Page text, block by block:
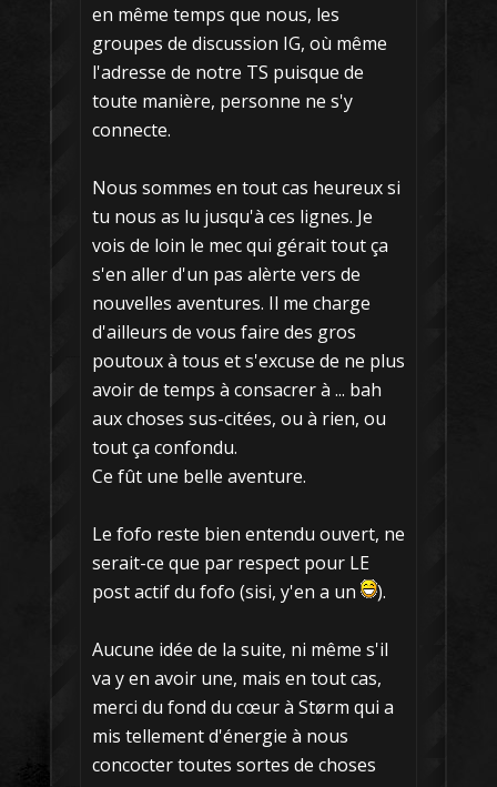
en même temps que nous, les
groupes de discussion IG, où même
l'adresse de notre TS puisque de
toute manière, personne ne s'y
connecte.
Nous sommes en tout cas heureux si
tu nous as lu jusqu'à ces lignes. Je
vois de loin le mec qui gérait tout ça
s'en aller d'un pas alèrte vers de
nouvelles aventures. Il me charge
d'ailleurs de vous faire des gros
poutoux à tous et s'excuse de ne plus
avoir de temps à consacrer à ... bah
aux choses sus-citées, ou à rien, ou
tout ça confondu.
Ce fût une belle aventure.
Le fofo reste bien entendu ouvert, ne
serait-ce que par respect pour LE
post actif du fofo (sisi, y'en a un
).
Aucune idée de la suite, ni même s'il
va y en avoir une, mais en tout cas,
merci du fond du cœur à Størm qui a
mis tellement d'énergie à nous
concocter toutes sortes de choses